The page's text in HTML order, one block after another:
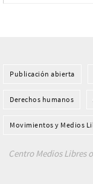
Publicación abierta
Derechos humanos
Movimientos y Medios
Centro Medios Libres